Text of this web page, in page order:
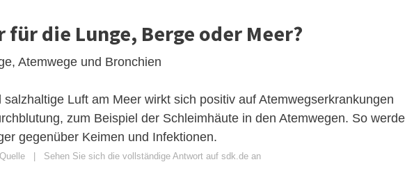
für die Lunge, Berge oder Meer?
Atemwege und Bronchien
Luft am Meer wirkt sich positiv auf Atemwegserkrankungen
zum Beispiel der Schleimhäute in den Atemwegen. So
gegenüber Keimen und Infektionen.
Sehen Sie sich die vollständige Antwort auf sdk.de an